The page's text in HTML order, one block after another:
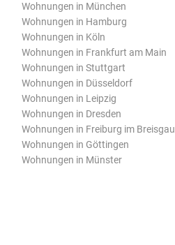
Wohnungen in München
Wohnungen in Hamburg
Wohnungen in Köln
Wohnungen in Frankfurt am Main
Wohnungen in Stuttgart
Wohnungen in Düsseldorf
Wohnungen in Leipzig
Wohnungen in Dresden
Wohnungen in Freiburg im Breisgau
Wohnungen in Göttingen
Wohnungen in Münster